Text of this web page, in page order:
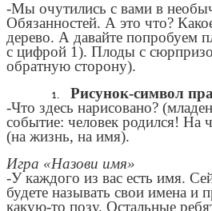
-Мы очутились с вами в
Обязанностей. А это что?
дерево. А давайте попробуем
с цифрой 1). Плоды с
обратную сторону).
Рисунок-символ
-Что здесь нарисовано?
событие: человек родился! На
(на жизнь, на имя).
Игра «Назови имя»
-У каждого из вас есть имя.
будете называть свои имена и
какую-то позу. Остальные